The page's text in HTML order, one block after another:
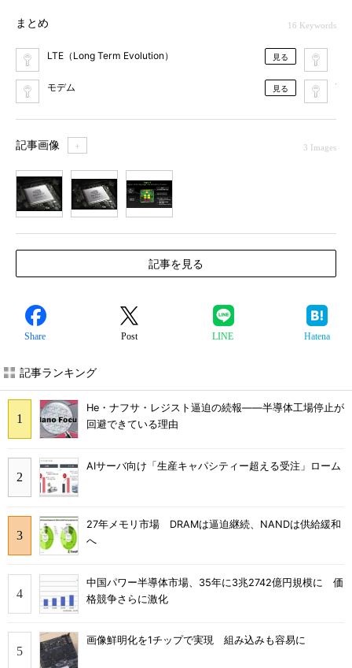
まとめ 16 Keywords
LTE（Long Term Evolution） 見る
モデム 見る
記事画像 ＋ 3 Images
記事を見る
Share Post LINE Hatena
記事ランキング
He・ナフサ・レジスト逼迫の続報――半導体工場停止が
回避できている理由
AIサーバ向け「生産キャパシティー超える受注」ローム
27年メモリ市場 DRAMは逼迫継続、NANDは供給緩和
へ
中国パワー半導体市場、35年に3兆2742億円規模に 価
格競争さらに激化
画像鮮明化を1チップで実現 組み込みも容易に